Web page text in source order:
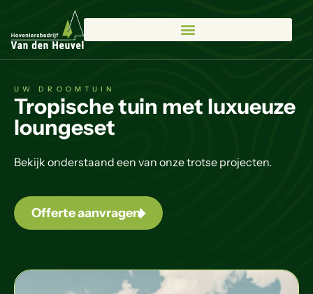
UW DROOMTUIN
Tropische tuin met luxueuze
loungeset
Bekijk onderstaand een van onze trotse projecten.
Offerte aanvragen